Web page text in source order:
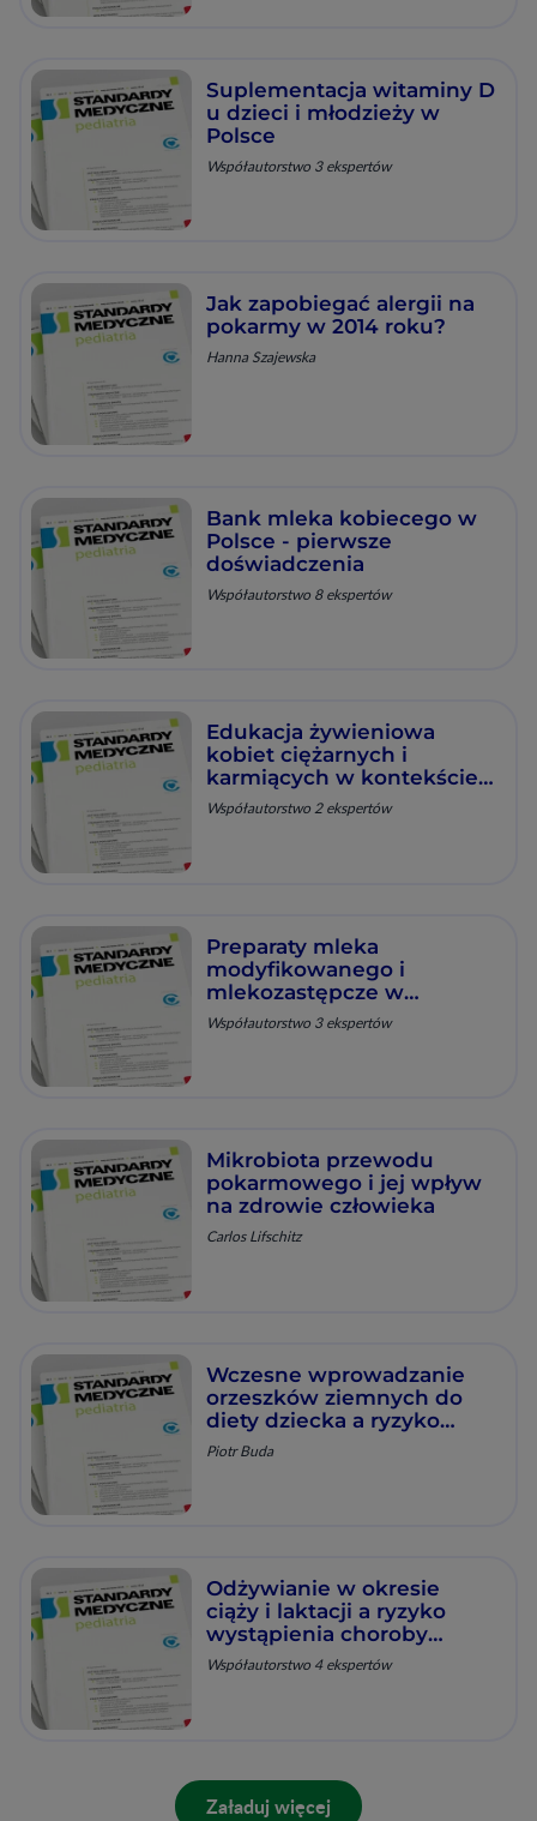
Suplementacja witaminy D
u dzieci i młodzieży w
Polsce
Współautorstwo 3 ekspertów
Jak zapobiegać alergii na
pokarmy w 2014 roku?
Hanna Szajewska
Bank mleka kobiecego w
Polsce - pierwsze
doświadczenia
Współautorstwo 8 ekspertów
Edukacja żywieniowa
kobiet ciężarnych i
karmiących w kontekście
suplementacji diety
Współautorstwo 2 ekspertów
Preparaty mleka
modyfikowanego i
mlekozastępcze w
żywieniu dzieci
Współautorstwo 3 ekspertów
Mikrobiota przewodu
pokarmowego i jej wpływ
na zdrowie człowieka
Carlos Lifschitz
Wczesne wprowadzanie
orzeszków ziemnych do
diety dziecka a ryzyko
alergii – wyniki badania
Piotr Buda
Odżywianie w okresie
ciąży i laktacji a ryzyko
wystąpienia choroby
atopowej u dziecka
Współautorstwo 4 ekspertów
Załaduj więcej